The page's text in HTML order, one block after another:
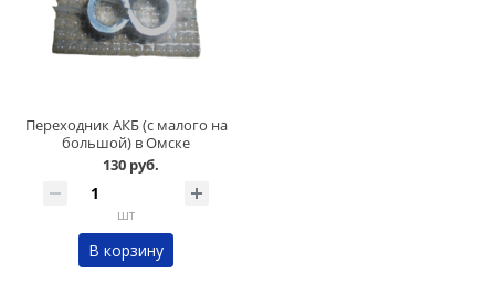
Переходник АКБ (с малого на
большой) в Омске
130 руб.
шт
В корзину